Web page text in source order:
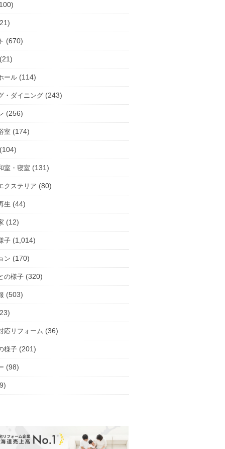
(670)
ール (114)
・ダイニング (243)
(256)
室 (174)
室・寝室 (131)
クステリア (80)
生 (44)
(12)
子 (1,014)
ン (170)
の様子 (320)
(503)
応リフォーム (36)
様子 (201)
(98)